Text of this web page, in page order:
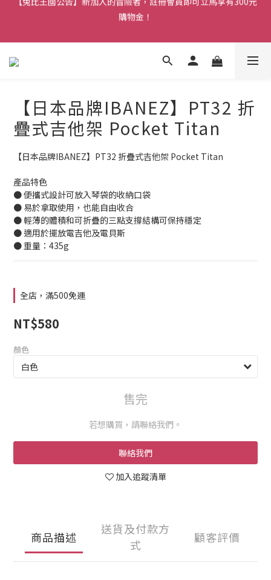
【兔比王國公告】新加入的冒險者，註冊會員即可立馬享有300元
購物金！
【兔比王國】正職夥伴招募中！詳情請洽官方LINE帳號
【日本品牌IBANEZ】PT32 折
疊式吉他架 Pocket Titan
【日本品牌IBANEZ】PT32 折疊式吉他架 Pocket Titan
產品特色
● 便攜式設計可放入琴袋的收納口袋
● 易於拿取使用，也能自由收合
● 輕薄的體積和可折疊的三點支撐結構可保持穩定
● 適用於擺放電吉他及電貝斯
● 重量：435g
全店，滿500免運
NT$580
顏色
售完
若想購買，請聯絡我們。
聯絡我們
加入追蹤清單
商品描述
送貨及付款方
式
顧客評價